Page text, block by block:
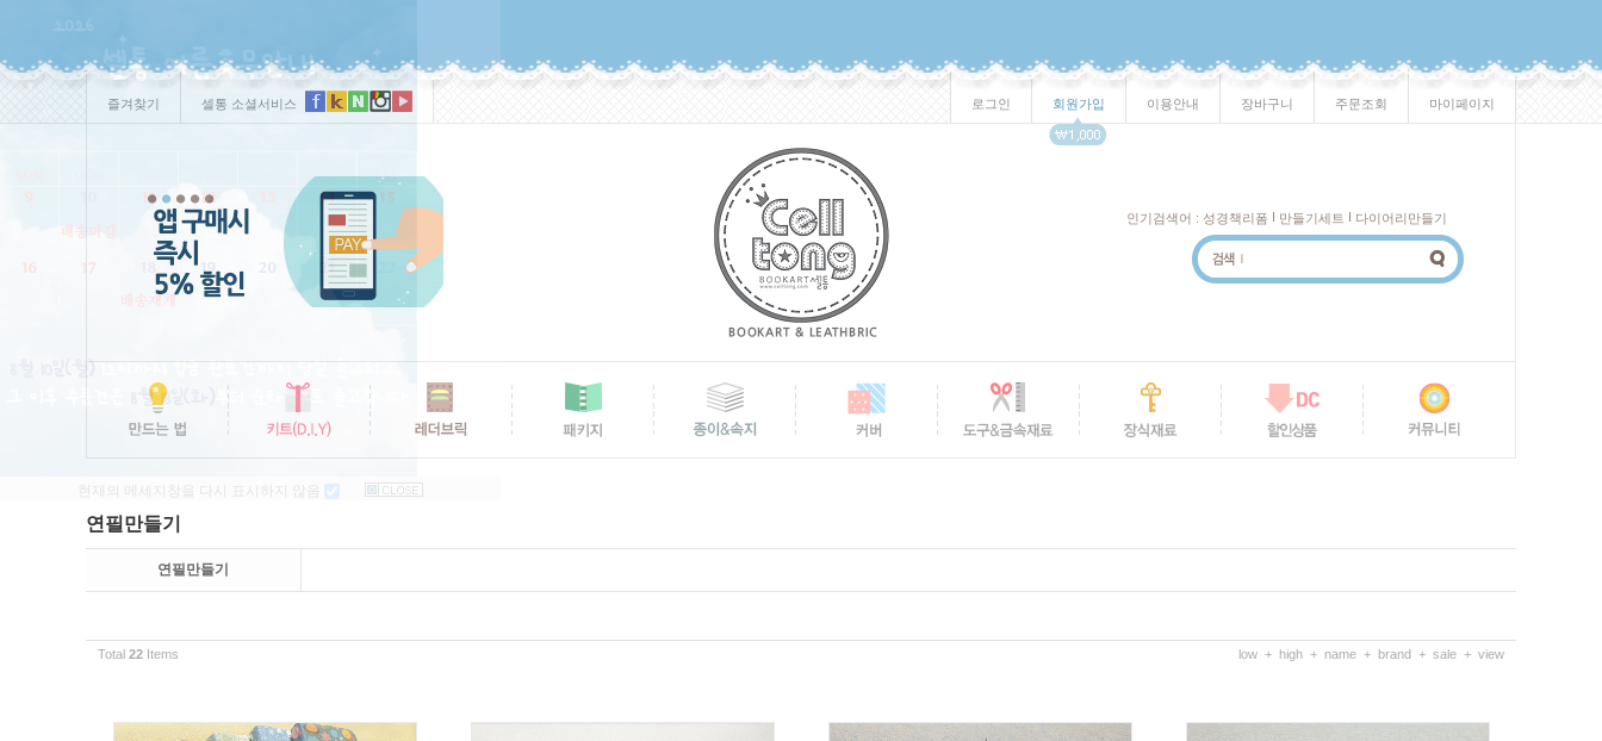
즐겨찾기 셀통 소셜서비스 로그인 회원가입 이용안내 장바구니 주문조회 마이페이지
인기검색어 : 성경책리폼 I 만들기세트 I 다이어리만들기
연필만들기
연필만들기
Total 22 Items low + high + name + brand + sale + view
현재의 메세지창을 다시 표시하지 않음